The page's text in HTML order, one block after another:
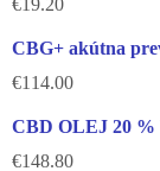
€19.20
CBG+ akútna
€114.00
CBD OLEJ 20
€148.80